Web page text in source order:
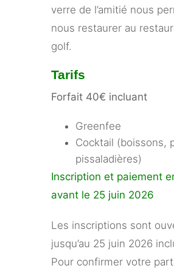
verre de l’amitié nous
nous restaurer au
golf.
Tarifs
Forfait 40€ incluant
Greenfee
Cocktail (boissons,
pissaladières)
Inscription et paiement
avant le 25 juin 2026
Les inscriptions sont
jusqu’au 25 juin 2026
Pour confirmer votre